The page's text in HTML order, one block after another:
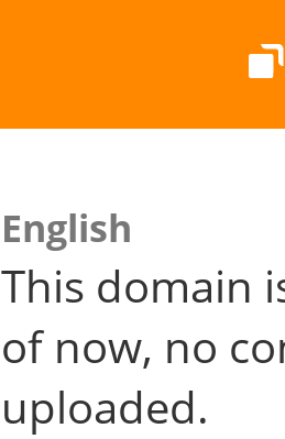
English
This domain
of now, no
uploaded.